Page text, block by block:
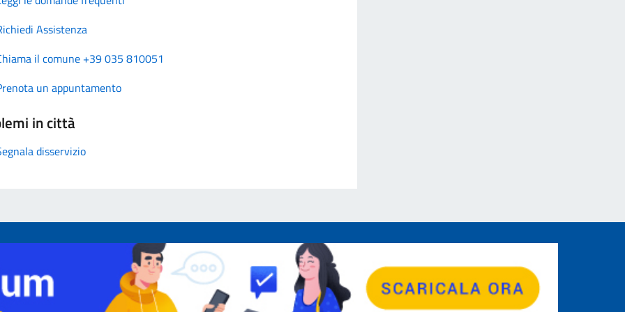
Assistenza
il comune +39 035 810051
un appuntamento
in città
disservizio